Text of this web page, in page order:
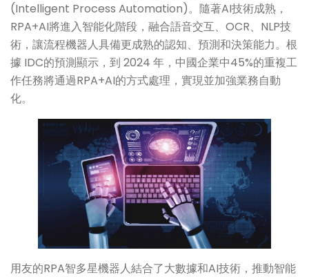
(Intelligent Process Automation)。隨著AI技術成熟，
RPA+AI將進入智能化階段，融合語音交互、OCR、NLP技
術，讓流程機器人具備更成熟的認知、預測和決策能力。根
據 IDC的預測顯示，到 2024 年，中國企業中45%的重複工
作任務將通過RPA+AI的方式處理，實現並加強業務自動
化。
用友的RPA智多星機器人結合了大數據和AI技術，推動智能